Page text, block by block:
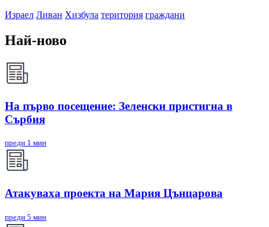
Израел Ливан Хизбула територия граждани
Най-ново
На първо посещение: Зеленски пристигна в
Сърбия
преди 1 мин
Атакуваха проекта на Мария Цънцарова
преди 5 мин